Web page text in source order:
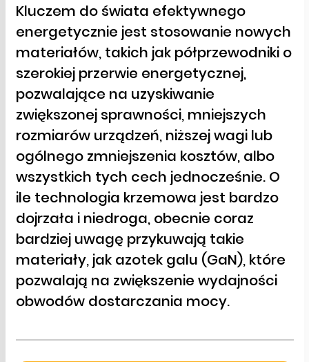
Kluczem do świata efektywnego
energetycznie jest stosowanie nowych
materiałów, takich jak półprzewodniki o
szerokiej przerwie energetycznej,
pozwalające na uzyskiwanie
zwiększonej sprawności, mniejszych
rozmiarów urządzeń, niższej wagi lub
ogólnego zmniejszenia kosztów, albo
wszystkich tych cech jednocześnie. O
ile technologia krzemowa jest bardzo
dojrzała i niedroga, obecnie coraz
bardziej uwagę przykuwają takie
materiały, jak azotek galu (GaN), które
pozwalają na zwiększenie wydajności
obwodów dostarczania mocy.